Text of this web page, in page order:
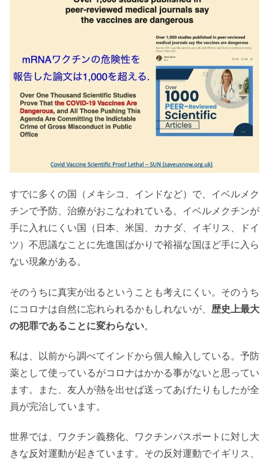
すでに多くの国（メキシコ、インドなど）で、イベルメク
チンで予防、治療がおこなわれている。イベルメクチンが
手に入れにくい国（日本、米国、カナダ、イギリス、ドイ
ツ）不思議なことに先進国ばかりで裕福な国ほど手に入ら
ない現象がある。
そのうちに真実が出るということも考えにくい。そのうち
にコロナは自然に忘れられるかもしれないが、 歴史上最大
の犯罪であることに変わらない。
私は、以前から調べてインドから個人輸入している。予防
薬として使っているがコロナはかかる事がないと思ってい
ます。また、友人が熱を出せば送ってあげたりもしたが全
員が完治しています。
世界では、ワクチン義務化、ワクチンパスポートに対し大
きな反対運動が起きています。その反対運動でイギリス、